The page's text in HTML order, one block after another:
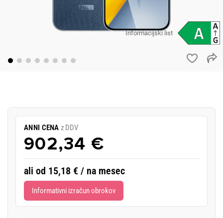
Informacijski list
ANNI CENA z DDV
902,34 €
ali od 15,18 € / na mesec
Informativni izračun obrokov